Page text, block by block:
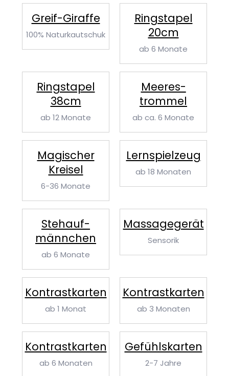
Greif-Giraffe
100% Naturkautschuk
Ringstapel
20cm
ab 6 Monate
Ringstapel
38cm
ab 12 Monate
Meeres­
trommel
ab ca. 6 Monate
Magischer
Kreisel
6-36 Monate
Lernspielzeug
ab 18 Monaten
Stehauf­
männchen
ab 6 Monate
Massage­gerät
Sensorik
Kontrast­karten
ab 1 Monat
Kontrast­karten
ab 3 Monaten
Kontrast­karten
ab 6 Monaten
Gefühls­karten
2-7 Jahre